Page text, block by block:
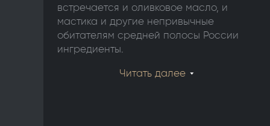
встречается и оливковое масло, и
мастика и другие непривычные
обитателям средней полосы России
ингредиенты.
Читать далее